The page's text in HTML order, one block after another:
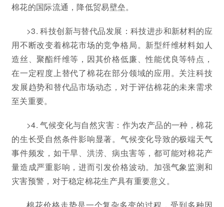
棉花的国际流通，降低贸易壁垒。
>3. 科技创新与替代品发展：科技进步和新材料的应
用不断改变着棉花市场的竞争格局。新型纤维材料如人
造丝、聚酯纤维等，因其价格低廉、性能优良等特点，
在一定程度上替代了棉花在部分领域的应用。关注科技
发展趋势和替代品市场动态，对于评估棉花的未来需求
至关重要。
>4. 气候变化与自然灾害：作为农产品的一种，棉花
的生长受自然条件影响显著。气候变化导致的极端天气
事件频发，如干旱、洪涝、病虫害等，都可能对棉花产
量造成严重影响，进而引发价格波动。加强气象监测和
灾害预警，对于稳定棉花生产具有重要意义。
棉花价格走势是一个复杂多变的过程，受到多种因